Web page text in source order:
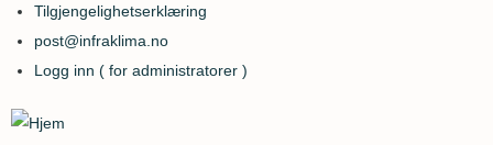
Logon
link
Tilgjengelighetserklæring
post@infraklima.no
Logg inn ( for administratorer )